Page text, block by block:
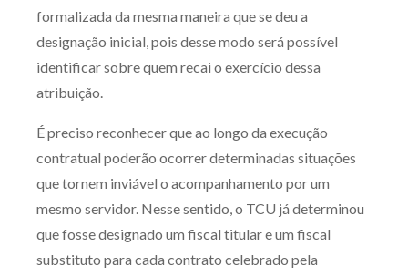
formalizada da mesma maneira que se deu a
designação inicial, pois desse modo será possível
identificar sobre quem recai o exercício dessa
atribuição.
É preciso reconhecer que ao longo da execução
contratual poderão ocorrer determinadas situações
que tornem inviável o acompanhamento por um
mesmo servidor. Nesse sentido, o TCU já determinou
que fosse designado um fiscal titular e um fiscal
substituto para cada contrato celebrado pela